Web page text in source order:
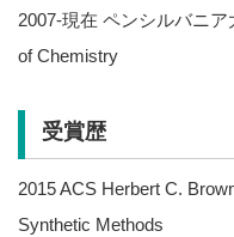
2007-現在 ペンシルバニ
of Chemistry
受賞歴
2015 ACS Herbert C.
Synthetic Methods